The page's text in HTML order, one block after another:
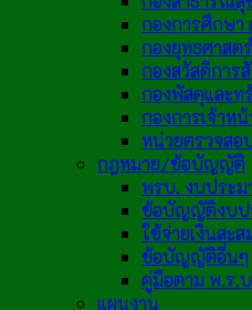
กองการศึกษา
กองยุทธศาสต
กองสวัสดิการ
กองพัสดุและท
กองการเจ้าห
หน่วยตรวจสอ
กฎหมาย/ข้อบัญญัติ
พรบ. งบประม
ข้อบัญญัติงบป
ใช้จ่ายเงินสะส
ข้อบัญญัติอื่นๆ
คู่มือตาม พ.ร.
แผนงาน